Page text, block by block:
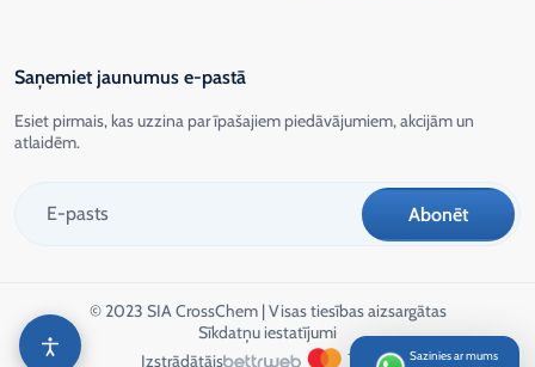
Saņemiet jaunumus e-pastā
Esiet pirmais, kas uzzina par īpašajiem piedāvājumiem, akcijām un
atlaidēm.
© 2023 SIA CrossChem | Visas tiesības aizsargātas
Sīkdatņu iestatījumi
Izstrādātājs
Sazinies ar mums